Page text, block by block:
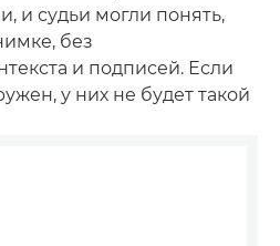
и судьи могли понять,
без
и подписей. Если
у них не будет такой